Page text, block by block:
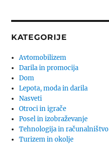
KATEGORIJE
Avtomobilizem
Darila in promocija
Dom
Lepota, moda in darila
Nasveti
Otroci in igrače
Posel in izobraževanje
Tehnologija in računalništvo
Turizem in okolje